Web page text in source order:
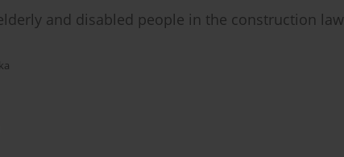
and disabled people in the construction law